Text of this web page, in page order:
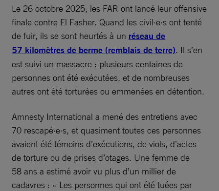
Le 26 octobre 2025, les FAR ont lancé leur offensive
finale contre El Fasher. Quand les civil·e·s ont tenté
de fuir, ils se sont heurtés à un réseau de
57 kilomètres de berme (remblais de terre). Il s’en
est suivi un massacre : plusieurs centaines de
personnes ont été exécutées, et de nombreuses
autres ont été torturées ou emmenées en détention.
Amnesty International a mené des entretiens avec
70 rescapé·e·s, et quasiment toutes ces personnes
avaient été témoins d’exécutions, de viols, d’actes
de torture ou de prises d’otages. Une femme de
58 ans a estimé avoir vu plus d’un millier de
cadavres : « Les personnes qui ont été tuées par